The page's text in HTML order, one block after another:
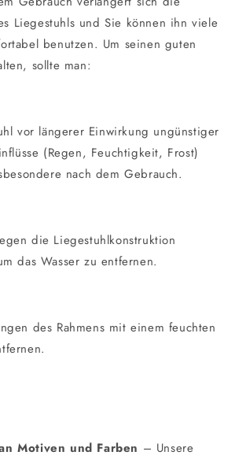
Liegestuhls und Sie können ihn viele
benutzen. Um seinen guten
sollte man:
vor längerer Einwirkung ungünstiger
(Regen, Feuchtigkeit, Frost)
nach dem Gebrauch.
die Liegestuhlkonstruktion
das Wasser zu entfernen.
des Rahmens mit einem feuchten
Motiven und Farben – Unsere